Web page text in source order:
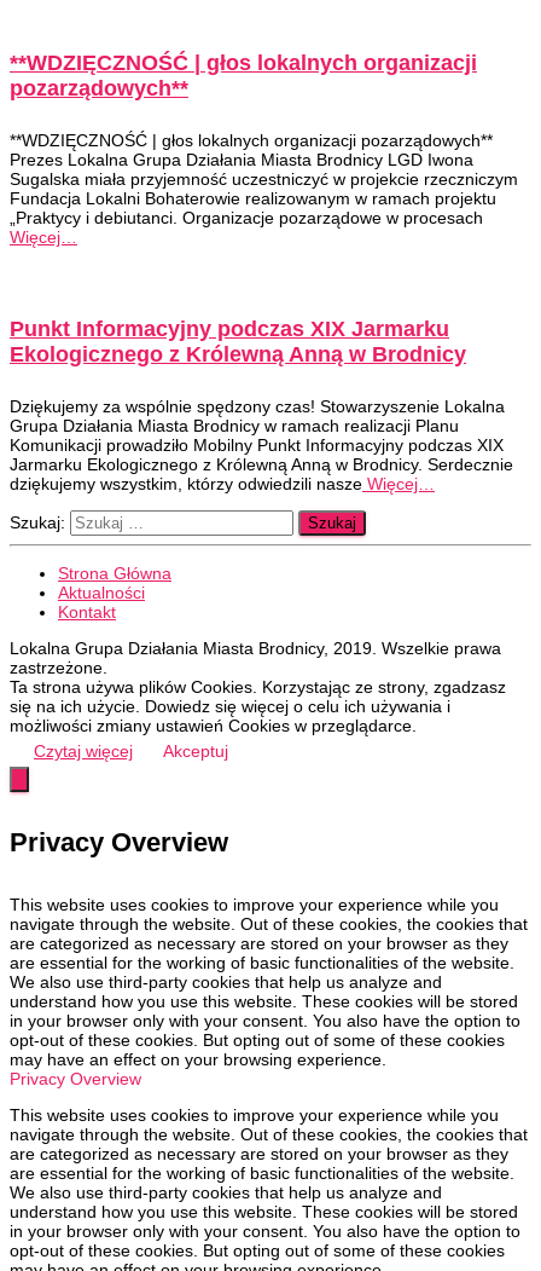
**WDZIĘCZNOŚĆ | głos lokalnych organizacji
pozarządowych**
**WDZIĘCZNOŚĆ | głos lokalnych organizacji pozarządowych**
Prezes Lokalna Grupa Działania Miasta Brodnicy LGD Iwona
Sugalska miała przyjemność uczestniczyć w projekcie rzeczniczym
Fundacja Lokalni Bohaterowie realizowanym w ramach projektu
„Praktycy i debiutanci. Organizacje pozarządowe w procesach
Więcej…
Punkt Informacyjny podczas XIX Jarmarku
Ekologicznego z Królewną Anną w Brodnicy
Dziękujemy za wspólnie spędzony czas! Stowarzyszenie Lokalna
Grupa Działania Miasta Brodnicy w ramach realizacji Planu
Komunikacji prowadziło Mobilny Punkt Informacyjny podczas XIX
Jarmarku Ekologicznego z Królewną Anną w Brodnicy. Serdecznie
dziękujemy wszystkim, którzy odwiedzili nasze Więcej…
Szukaj:
Strona Główna
Aktualności
Kontakt
Lokalna Grupa Działania Miasta Brodnicy, 2019. Wszelkie prawa
zastrzeżone.
Ta strona używa plików Cookies. Korzystając ze strony, zgadzasz
się na ich użycie. Dowiedz się więcej o celu ich używania i
możliwości zmiany ustawień Cookies w przeglądarce.
Czytaj więcej
Akceptuj
Privacy Overview
This website uses cookies to improve your experience while you
navigate through the website. Out of these cookies, the cookies that
are categorized as necessary are stored on your browser as they
are essential for the working of basic functionalities of the website.
We also use third-party cookies that help us analyze and
understand how you use this website. These cookies will be stored
in your browser only with your consent. You also have the option to
opt-out of these cookies. But opting out of some of these cookies
may have an effect on your browsing experience.
Privacy Overview
This website uses cookies to improve your experience while you
navigate through the website. Out of these cookies, the cookies that
are categorized as necessary are stored on your browser as they
are essential for the working of basic functionalities of the website.
We also use third-party cookies that help us analyze and
understand how you use this website. These cookies will be stored
in your browser only with your consent. You also have the option to
opt-out of these cookies. But opting out of some of these cookies